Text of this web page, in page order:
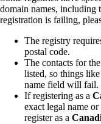
domain names, including
registration is failing,
The registry
postal code.
The contacts for
listed, so things
name field will fail.
If registering as a
exact legal name
register as a